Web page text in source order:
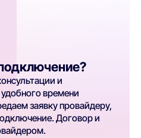
и
времени
заявку провайдеру,
Договор и